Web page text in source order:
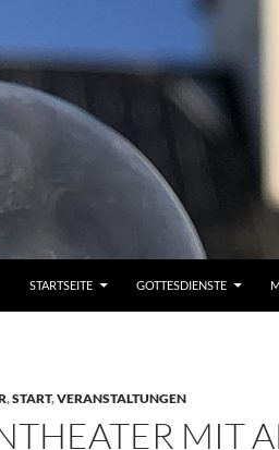
STARTSEITE GOTTESDIENSTE
,START,VERANSTALTUNGEN
MIT